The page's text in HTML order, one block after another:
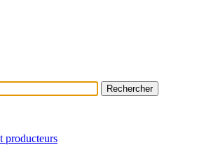
producteurs